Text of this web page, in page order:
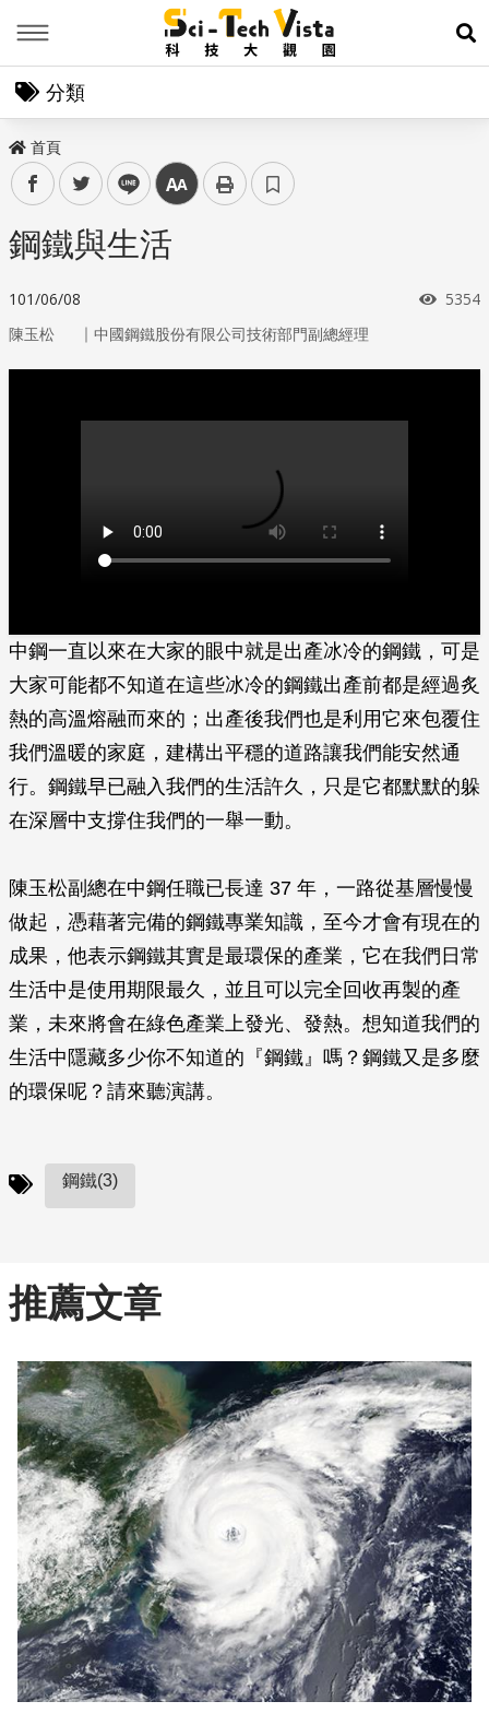
展
分類
首頁
facebooktwitter line 中
鋼鐵與生活
101/06/08 瀏覽
5354
陳玉松 ｜ 中國鋼鐵股份有限公司技術部門副總經理
中鋼一直以來在大家的眼中就是出產冰冷的鋼鐵，可是
大家可能都不知道在這些冰冷的鋼鐵出產前都是經過炙
熱的高溫熔融而來的；出產後我們也是利用它來包覆住
我們溫暖的家庭，建構出平穩的道路讓我們能安然通
行。鋼鐵早已融入我們的生活許久，只是它都默默的躲
在深層中支撐住我們的一舉一動。
陳玉松副總在中鋼任職已長達 37 年，一路從基層慢慢
做起，憑藉著完備的鋼鐵專業知識，至今才會有現在的
成果，他表示鋼鐵其實是最環保的產業，它在我們日常
生活中是使用期限最久，並且可以完全回收再製的產
業，未來將會在綠色產業上發光、發熱。想知道我們的
生活中隱藏多少你不知道的『鋼鐵』嗎？鋼鐵又是多麼
的環保呢？請來聽演講。
鋼鐵(3)
推薦文章